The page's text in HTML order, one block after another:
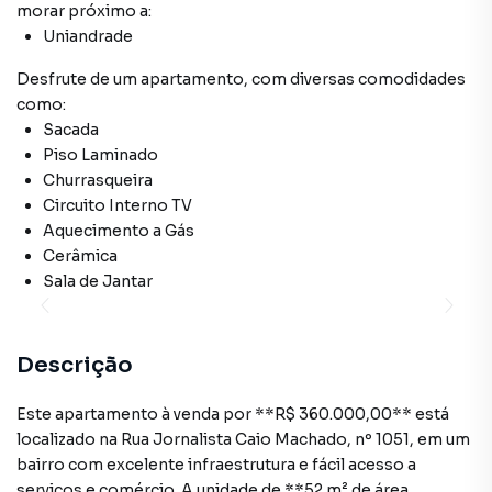
morar próximo a:
Uniandrade
Desfrute de um apartamento, com diversas comodidades
como:
Sacada
Piso Laminado
Churrasqueira
Circuito Interno TV
Aquecimento a Gás
Cerâmica
Sala de Jantar
Descrição
Este apartamento à venda por **R$ 360.000,00** está
localizado na Rua Jornalista Caio Machado, nº 1051, em um
bairro com excelente infraestrutura e fácil acesso a